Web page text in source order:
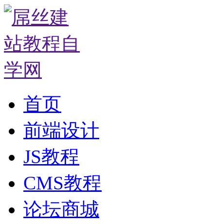
首页
前端设计
JS教程
CMS教程
论坛商城